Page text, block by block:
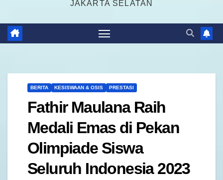
JAKARTA SELATAN
BERITA KESISWAAN & OSIS PRESTASI
Fathir Maulana Raih
Medali Emas di Pekan
Olimpiade Siswa
Seluruh Indonesia 2023